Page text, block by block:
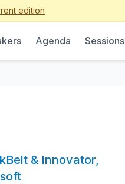
edition
Agenda Sessions
& Innovator,